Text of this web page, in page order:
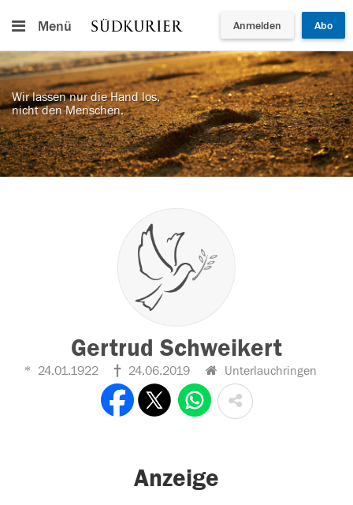
Menü Anmelden Abo
Wir lassen nur die Hand los,
nicht den Menschen.
Gertrud Schweikert
24.01.1922 24.06.2019 Unterlauchringen
Anzeige